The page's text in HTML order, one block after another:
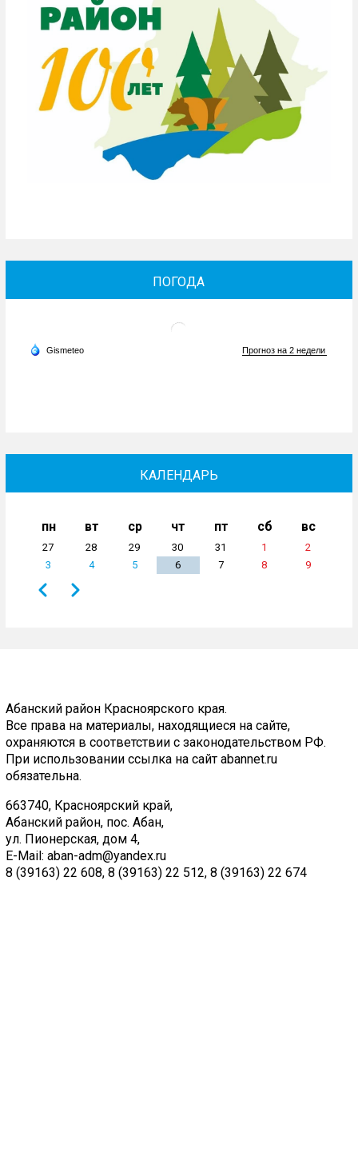
ПОГОДА
КАЛЕНДАРЬ
пн вт ср чт пт сб вс
27 28 29 30 31 1
2
3
4 5 6 7 8 9
Нумерация
Назад Вперёд
Абанский район Красноярского края.
Все права на материалы, находящиеся на сайте,
охраняются в соответствии с законодательством РФ.
При использовании ссылка на сайт abannet.ru
обязательна.
663740, Красноярский край,
Абанский район, пос. Абан,
ул. Пионерская, дом 4,
E-Mail: aban-adm@yandex.ru
8 (39163) 22 608, 8 (39163) 22 512, 8 (39163) 22 674